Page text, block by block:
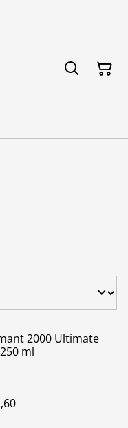
2000 Ultimate
ml